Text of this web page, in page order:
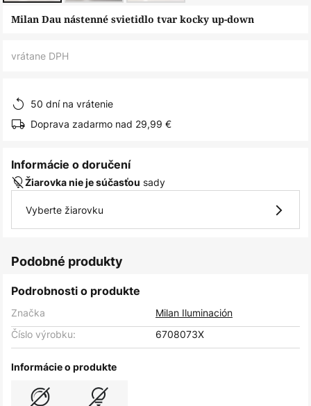
Preskočiť
Milan Dau nástenné svietidlo tvar kocky up-down
vrátane DPH
50 dní na vrátenie
Doprava zadarmo nad 29,99 €
Informácie o doručení
Žiarovka nie je súčasťou sady
Vyberte žiarovku
Podobné produkty
Podrobnosti o produkte
Značka
Milan Iluminación
Číslo výrobku:
6708073X
Informácie o produkte